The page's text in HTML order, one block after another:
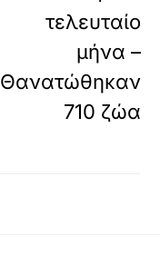
τελευταίο
μήνα –
Θανατώθηκαν
710 ζώα